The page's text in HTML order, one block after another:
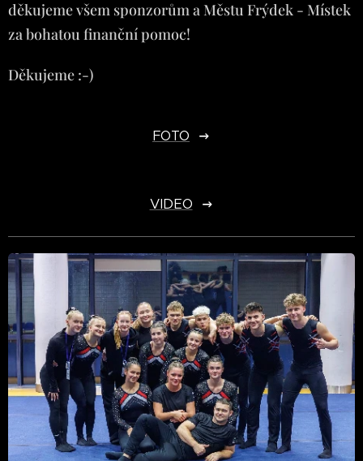
děkujeme všem sponzorům a Městu Frýdek - Místek
za bohatou finanční pomoc!
Děkujeme :-)
FOTO
VIDEO